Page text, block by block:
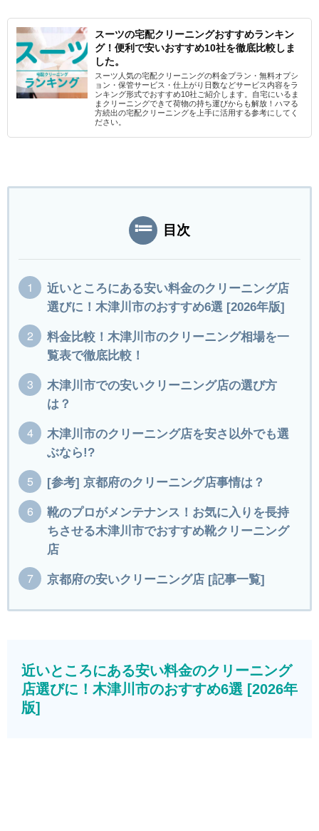
スーツの宅配クリーニングおすすめランキン
グ！便利で安いおすすめ10社を徹底比較しま
した。
スーツ人気の宅配クリーニングの料金プラン・無料オプシ
ョン・保管サービス・仕上がり日数などサービス内容をラ
ンキング形式でおすすめ10社ご紹介します。自宅にいるま
まクリーニングできて荷物の持ち運びからも解放！ハマる
方続出の宅配クリーニングを上手に活用する参考にしてく
ださい。
目次
近いところにある安い料金のクリーニング店
選びに！木津川市のおすすめ6選 [2026年版]
料金比較！木津川市のクリーニング相場を一
覧表で徹底比較！
木津川市での安いクリーニング店の選び方
は？
木津川市のクリーニング店を安さ以外でも選
ぶなら!?
[参考] 京都府のクリーニング店事情は？
靴のプロがメンテナンス！お気に入りを長持
ちさせる木津川市でおすすめ靴クリーニング
店
京都府の安いクリーニング店 [記事一覧]
近いところにある安い料金のクリーニング
店選びに！木津川市のおすすめ6選 [2026年
版]